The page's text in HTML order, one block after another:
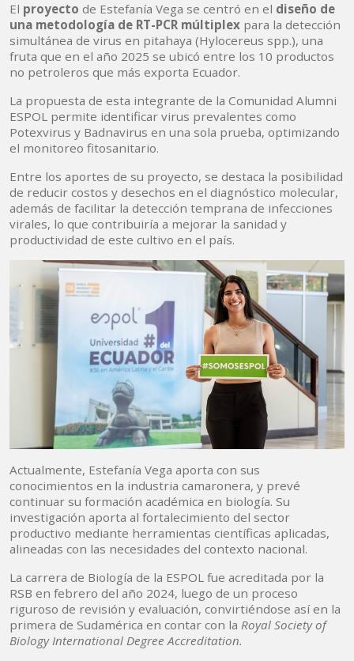
El proyecto de Estefanía Vega se centró en el diseño de
una metodología de RT-PCR múltiplex para la detección
simultánea de virus en pitahaya (Hylocereus spp.), una
fruta que en el año 2025 se ubicó entre los 10 productos
no petroleros que más exporta Ecuador.
La propuesta de esta integrante de la Comunidad Alumni
ESPOL permite identificar virus prevalentes como
Potexvirus y Badnavirus en una sola prueba, optimizando
el monitoreo fitosanitario.
Entre los aportes de su proyecto, se destaca la posibilidad
de reducir costos y desechos en el diagnóstico molecular,
además de facilitar la detección temprana de infecciones
virales, lo que contribuiría a mejorar la sanidad y
productividad de este cultivo en el país.
Actualmente, Estefanía Vega aporta con sus
conocimientos en la industria camaronera, y prevé
continuar su formación académica en biología. Su
investigación aporta al fortalecimiento del sector
productivo mediante herramientas científicas aplicadas,
alineadas con las necesidades del contexto nacional.
La carrera de Biología de la ESPOL fue acreditada por la
RSB en febrero del año 2024, luego de un proceso
riguroso de revisión y evaluación, convirtiéndose así en la
primera de Sudamérica en contar con la Royal Society of
Biology International Degree Accreditation.